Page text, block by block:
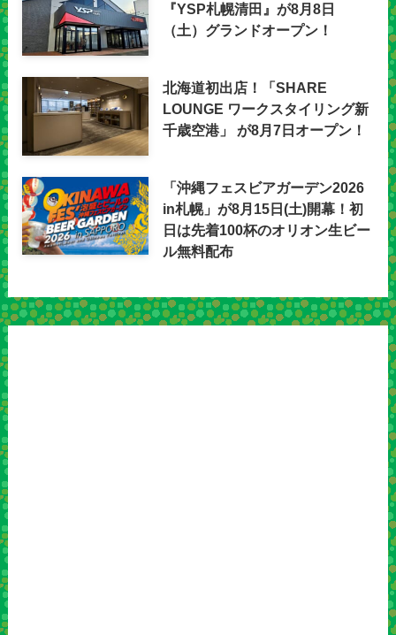
『YSP札幌清田』が8月8日
（土）グランドオープン！
北海道初出店！「SHARE
LOUNGE ワークスタイリング新
千歳空港」 が8月7日オープン！
「沖縄フェスビアガーデン2026
in札幌」が8月15日(土)開幕！初
日は先着100杯のオリオン生ビー
ル無料配布